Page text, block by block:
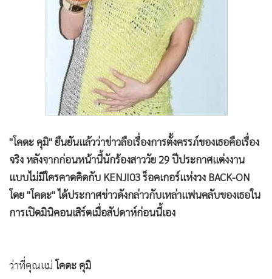
ต่างประเทศ
Special Scoop
เศรษฐกิจ-ธุรกิจ
ชุมชน-คุณภาพชีวิต
Motoring
• เกม
• วิทยาศาสตร์
• SMEs
• กองทุนรวม
"โคดะ คุมิ" ยืนยันแล้วว่าข่าวลือเรื่องการตั้งครรภ์ของเธอคือเรื่อง
จริง หลังจากก่อนหน้านี้นักร้องสาววัย 29 ปีประกาศแต่งงาน
แบบไม่มีใครคาดคิดกับ KENJI03 ร็อคเกอร์แห่งวง BACK-ON
โดย "โคดะ" ได้ประกาศข่าวดังกล่าวกับเหล่าแฟนคลับของเธอใน
การเปิดมินิคอนเสิร์ตเมื่อสัปดาห์ก่อนนี้เอง
ว่าที่คุณแม่โคดะ คุมิ